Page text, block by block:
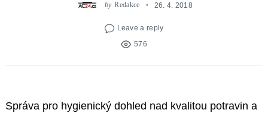
by Redakce 26. 4. 2018
Leave a reply
576
Správa pro hygienický dohled nad kvalitou potravin a